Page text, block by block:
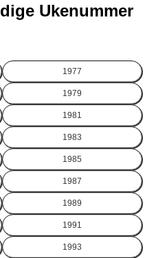
Ukenummer
1977
1979
1981
1983
1985
1987
1989
1991
1993